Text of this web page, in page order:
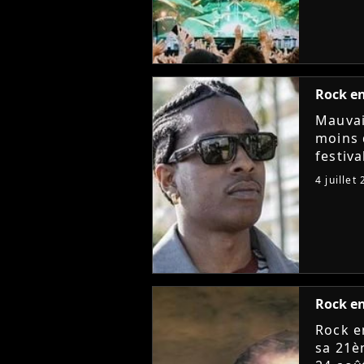
Rock
moins
4 juillet
Rock
Rock
sa